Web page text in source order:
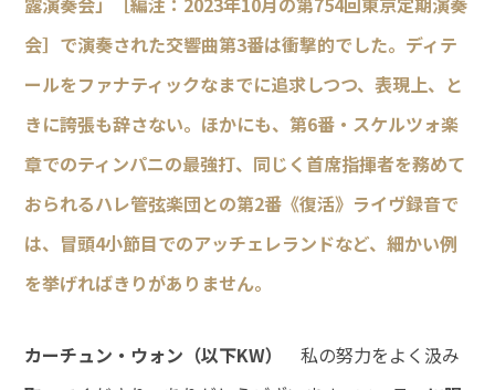
会］で演奏された交響曲第3番は衝撃的でした。ディテ
ールをファナティックなまでに追求しつつ、表現上、と
きに誇張も辞さない。ほかにも、第6番・スケルツォ楽
章でのティンパニの最強打、同じく首席指揮者を務めて
おられるハレ管弦楽団との第2番《復活》ライヴ録音で
は、冒頭4小節目でのアッチェレランドなど、細かい例
を挙げればきりがありません。
カーチュン・ウォン（以下KW）
私の努力をよく汲み